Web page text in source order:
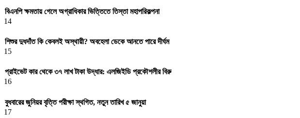
বিএনপি ক্ষমতায় গেলে অগ্রাধিকার ভিত্তিতে তিস্তা মহাপরিকল্পনা
14
শিশুর দুধদাঁত কি কেবলই অস্থায়ী? অবহেলা ডেকে আনতে পারে দীর্ঘম
15
প্রাইভেট কার থেকে ৩৭ লাখ টাকা উদ্ধার: এলজিইডি প্রকৌশলীর বিরু
16
বুধবারের জুনিয়র বৃত্তি পরীক্ষা স্থগিত, নতুন তারিখ ৫ জানুয়া
17